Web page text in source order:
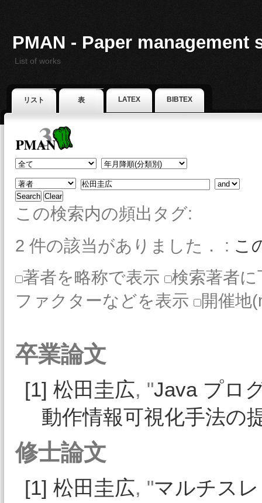
PMAN - Paper management
List of works
リスト 表 LATEX BIBTEX
この検索内の頻出タグ:
2 件の該当がありました． : こ
著者を略称で表示
検索著者に
ファクターなどを表示
開催地
卒業論文
[1] 松田圭広, "Java プロ
動作情報可視化手法の
修士論文
[1] 松田圭広, "マルチス